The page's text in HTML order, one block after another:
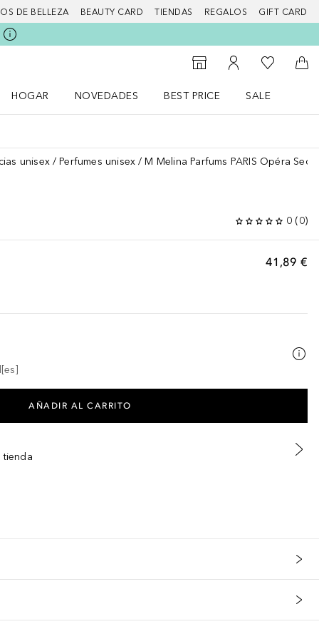
DE BELLEZA BEAUTY CARD TIENDAS REGALOS GIFT CARD
Al Storefinder
Mi cuenta
Mi lista de
A
HOGAR
NOVEDADES
BEST PRICE
SALE
unisex Perfumes unisex M Melina Parfums PARIS Opéra
0 (0)
41,89 €
AÑADIR AL CARRITO
tienda